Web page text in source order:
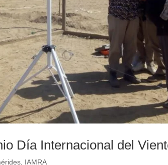
Día Internacional del
IAMRA